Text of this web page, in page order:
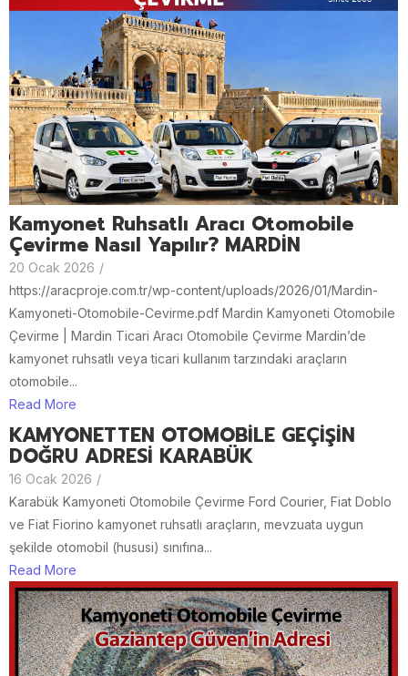
Kamyonet Ruhsatlı Aracı Otomobile
Çevirme Nasıl Yapılır? MARDİN
20 Ocak 2026 /
https://aracproje.com.tr/wp-content/uploads/2026/01/Mardin-
Kamyoneti-Otomobile-Cevirme.pdf Mardin Kamyoneti Otomobile
Çevirme | Mardin Ticari Aracı Otomobile Çevirme Mardin’de
kamyonet ruhsatlı veya ticari kullanım tarzındaki araçların
otomobile...
Read More
KAMYONETTEN OTOMOBİLE GEÇİŞİN
DOĞRU ADRESİ KARABÜK
16 Ocak 2026 /
Karabük Kamyoneti Otomobile Çevirme Ford Courier, Fiat Doblo
ve Fiat Fiorino kamyonet ruhsatlı araçların, mevzuata uygun
şekilde otomobil (hususi) sınıfına...
Read More